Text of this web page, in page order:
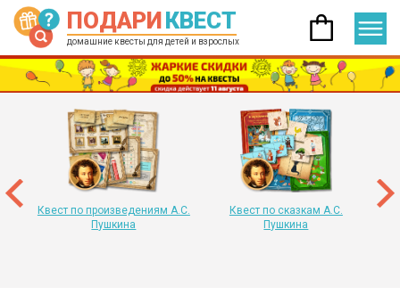
ПОДАРИКВЕСТ
домашние квесты для детей и взрослых
Квест по произведениям А.С.
Пушкина
Квест по сказкам А.С.
Пушкина